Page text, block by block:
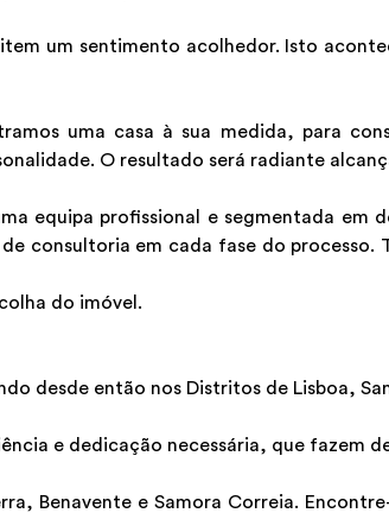
um sentimento acolhedor. Isto
uma casa à sua medida, para
O resultado será radiante
equipa profissional e segmentada
consultoria em cada fase do processo.
do imóvel.
desde então nos Distritos de Lisboa,
e dedicação necessária, que fazem
Benavente e Samora Correia.